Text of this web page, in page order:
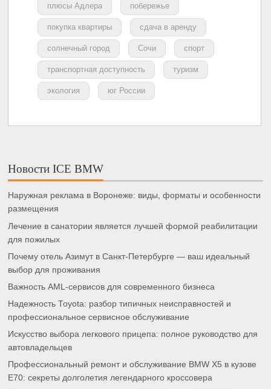
плюсы Адлера побережье
покупка квартиры сдача в аренду
солнечный город Сочи спорт
транспортная доступность туризм
экология юг России
Новости ICE BMW
Наружная реклама в Воронеже: виды, форматы и особенности
размещения
Лечение в санатории является лучшей формой реабилитации
для пожилых
Почему отель Азимут в Санкт-Петербурге — ваш идеальный
выбор для проживания
Важность AML-сервисов для современного бизнеса
Надежность Toyota: разбор типичных неисправностей и
профессиональное сервисное обслуживание
Искусство выбора легкового прицепа: полное руководство для
автовладельцев
Профессиональный ремонт и обслуживание BMW X5 в кузове
E70: секреты долголетия легендарного кроссовера